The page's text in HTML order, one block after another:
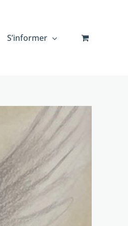
S’informer